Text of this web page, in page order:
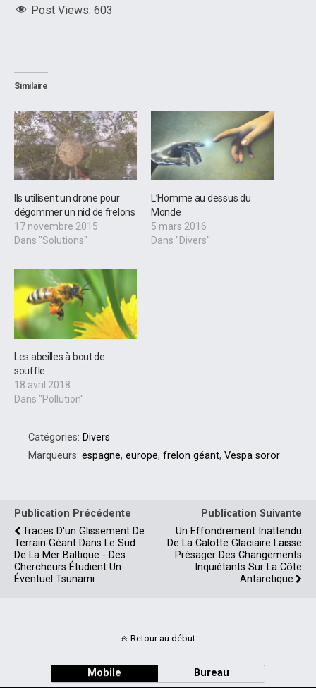
Post Views: 603
Similaire
Ils utilisent un drone pour
dégommer un nid de frelons
17 novembre 2015
Dans "Solutions"
L’Homme au dessus du
Monde
5 mars 2016
Dans "Divers"
Les abeilles à bout de
souffle
18 avril 2018
Dans "Pollution"
Catégories: Divers
Marqueurs: espagne, europe, frelon géant, Vespa soror
Publication Précédente
Traces D'un Glissement De
Terrain Géant Dans Le Sud
De La Mer Baltique - Des
Chercheurs Étudient Un
Éventuel Tsunami
Publication Suivante
Un Effondrement Inattendu
De La Calotte Glaciaire Laisse
Présager Des Changements
Inquiétants Sur La Côte
Antarctique
Retour au début
Mobile Bureau